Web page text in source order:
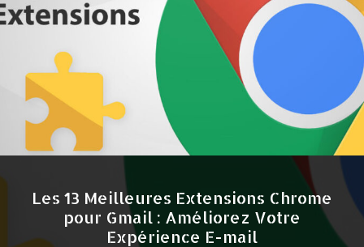
Les 13 Meilleures Extensions Chrome
pour Gmail : Améliorez Votre
Expérience E-mail